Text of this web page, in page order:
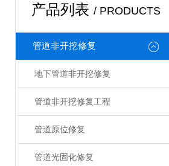
产品列表 / PRODUCTS
管道非开挖修复
地下管道非开挖修复
管道非开挖修复工程
管道原位修复
管道光固化修复